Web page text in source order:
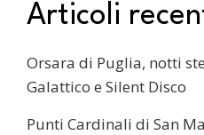
Articoli
Orsara di Puglia, notti
Galattico e Silent Disco
Punti Cardinali di San